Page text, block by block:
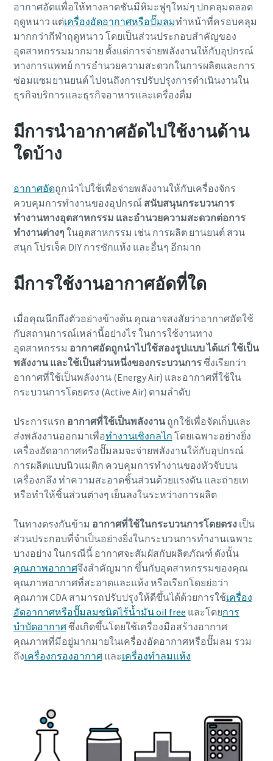
อากาศอัดเเพื่อให้ทางลาดชันมีหิมะฟูๆใหม่ๆ ปกคลุมตลอด
ฤดูหนาว แต่เครื่องอัดอากาศหรือปั๊มลมทำหน้าที่ครอบคลุม
มากกว่ากีฬาฤดูหนาว โดยเป็นส่วนประกอบสําคัญของ
อุตสาหกรรมมากมาย ตั้งแต่การจ่ายพลังงานให้กับอุปกรณ์
ทางการแพทย์ การอํานวยความสะดวกในการผลิตและการ
ซ่อมแซมยานยนต์ ไปจนถึงการปรับปรุงการดําเนินงานใน
ธุรกิจบริการและธุรกิจอาหารและเครื่องดื่ม
มีการนำอากาศอัดไปใช้งานด้าน
ใดบ้าง
อากาศอัดถูกนำไปใช้เพื่อจ่ายพลังงานให้กับเครื่องจักร
ควบคุมการทำงานของอุปกรณ์ สนับสนุนกระบวนการ
ทำงานทางอุตสาหกรรม และอํานวยความสะดวกต่อการ
ทำงานต่างๆ ในอุตสาหกรรม เช่น การผลิต ยานยนต์ สวน
สนุก โปรเจ็ค DIY การซักแห้ง และอื่นๆ อีกมาก
มีการใช้งานอากาศอัดที่ใด
เมื่อคุณนึกถึงตัวอย่างข้างต้น คุณอาจสงสัยว่าอากาศอัดใช้
กับสถานการณ์เหล่านี้อย่างไร ในการใช้งานทาง
อุตสาหกรรม อากาศอัดถูกนำไปใช้สองรูปแบบ ได้แก่ ใช้เป็น
พลังงาน และใช้เป็นส่วนหนึ่งของกระบวนการซึ่งเรียกว่า
อากาศที่ใช้เป็นพลังงาน (Energy Air) และอากาศที่ใช้ใน
กระบวนการโดยตรง (Active Air) ตามลําดับ
ประการแรก อากาศที่ใช้เป็นพลังงานถูกใช้เพื่อจัดเก็บและ
ส่งพลังงานออกมาเพื่อทำงานเชิงกลไก โดยเฉพาะอย่างยิ่ง
เครื่องอัดอากาศหรือปั๊มลมจะจ่ายพลังงานให้กับอุปกรณ์
การผลิตแบบนิวแมติก ควบคุมการทำงานของหัวจับบน
เครื่องกลึง ทำความสะอาดชิ้นส่วนด้วยแรงดัน และถ่ายเท
หรือทําให้ชิ้นส่วนต่างๆ เย็นลงในระหว่างการผลิต
ในทางตรงกันข้าม อากาศที่ใช้ในกระบวนการโดยตรงเป็น
ส่วนประกอบที่จําเป็นอย่างยิ่งในกระบวนการทำงานเฉพาะ
บางอย่าง ในกรณีนี้ อากาศจะสัมผัสกับผลิตภัณฑ์ ดังนั้น
คุณภาพอากาศจึงสําคัญมาก ขึ้นกับอุตสาหกรรมของคุณ
คุณภาพอากาศที่สะอาดและแห้ง หรือเรียกโดยย่อว่า
คุณภาพ CDA สามารถปรับปรุงให้ดีขึ้นได้ด้วยการใช้เครื่อง
อัดอากาศหรือปั๊มลมชนิดไร้น้ำมัน oil free และโดยการ
บำบัดอากาศซึ่งเกิดขึ้นโดยใช้เครื่องมือสร้างอากาศ
คุณภาพที่มีอยู่มากมายในเครื่องอัดอากาศหรือปั๊มลม รวม
ถึงเครื่องกรองอากาศและเครื่องทำลมแห้ง